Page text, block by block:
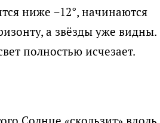
ниже −12°, начинаются
а звёзды уже видны.
полностью исчезает.